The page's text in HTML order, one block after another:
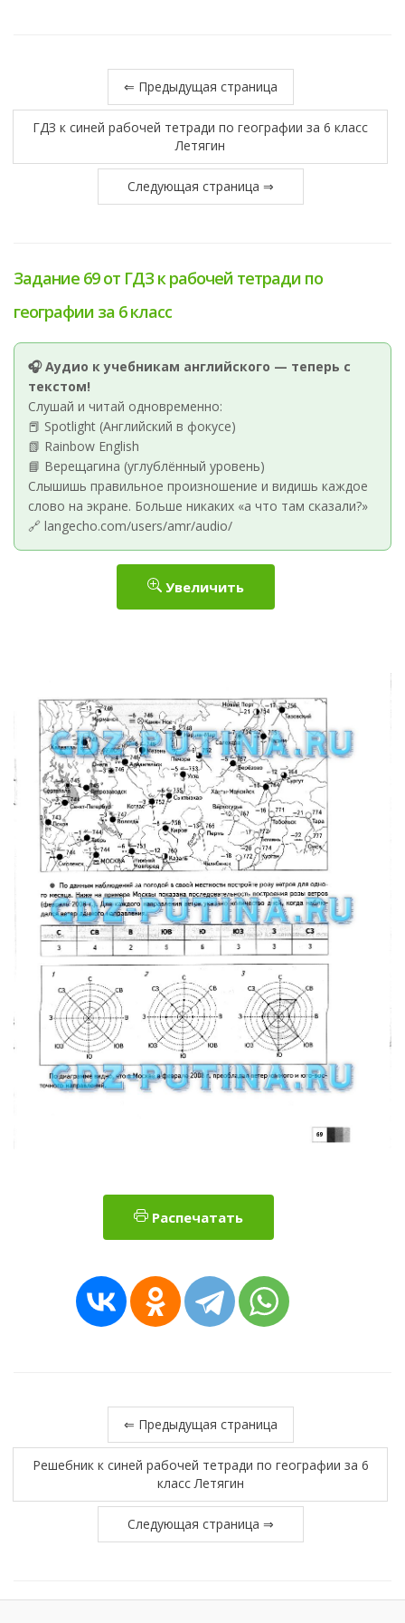
⇐ Предыдущая страница
ГДЗ к синей рабочей тетради по географии за 6 класс
Летягин
Следующая страница ⇒
Задание 69 от ГДЗ к рабочей тетради по
географии за 6 класс
🎧 Аудио к учебникам английского — теперь с
текстом!
Слушай и читай одновременно:
📕 Spotlight (Английский в фокусе)
📗 Rainbow English
📘 Верещагина (углублённый уровень)
Слышишь правильное произношение и видишь каждое
слово на экране. Больше никаких «а что там сказали?»
🔗 langecho.com/users/amr/audio/
Увеличить
Распечатать
⇐ Предыдущая страница
Решебник к синей рабочей тетради по географии за 6
класс Летягин
Следующая страница ⇒